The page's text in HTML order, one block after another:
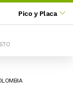
Pico y Placa